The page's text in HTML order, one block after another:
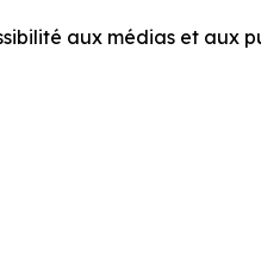
aux médias et aux